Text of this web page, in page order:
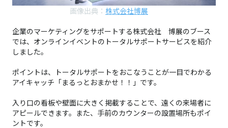
画像出典： 株式会社博展
企業のマーケティングをサポートする株式会社 博展のブース
では、オンラインイベントのトータルサポートサービスを紹介
しました。
ポイントは、トータルサポートをおこなうことが一目でわかる
アイキャッチ「まるっとおまかせ！！」です。
入り口の看板や壁面に大きく掲載することで、遠くの来場者に
アピールできます。また、手前のカウンターの設置場所もポイ
ントです。